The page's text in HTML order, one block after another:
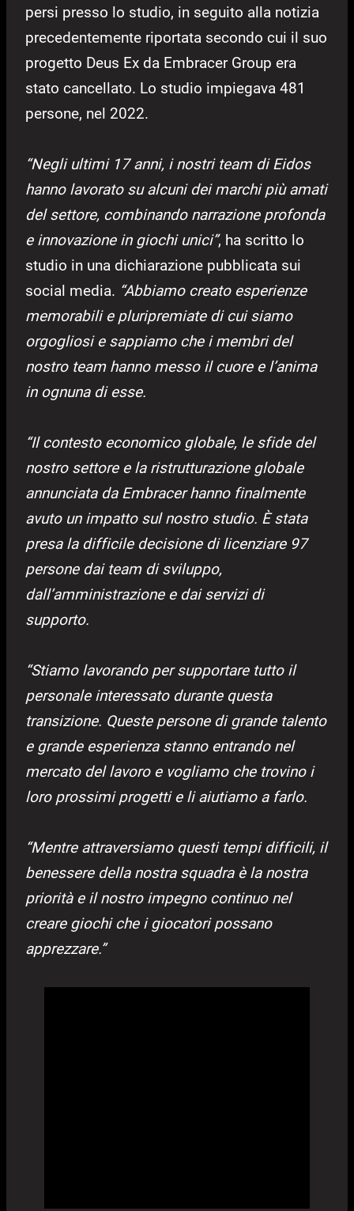
persi presso lo studio, in seguito alla notizia
precedentemente riportata secondo cui il suo
progetto Deus Ex da Embracer Group era
stato cancellato. Lo studio impiegava 481
persone, nel 2022.
“Negli ultimi 17 anni, i nostri team di Eidos
hanno lavorato su alcuni dei marchi più amati
del settore, combinando narrazione profonda
e innovazione in giochi unici”, ha scritto lo
studio in una dichiarazione pubblicata sui
social media. “Abbiamo creato esperienze
memorabili e pluripremiate di cui siamo
orgogliosi e sappiamo che i membri del
nostro team hanno messo il cuore e l’anima
in ognuna di esse.
“Il contesto economico globale, le sfide del
nostro settore e la ristrutturazione globale
annunciata da Embracer hanno finalmente
avuto un impatto sul nostro studio. È stata
presa la difficile decisione di licenziare 97
persone dai team di sviluppo,
dall’amministrazione e dai servizi di
supporto.
“Stiamo lavorando per supportare tutto il
personale interessato durante questa
transizione. Queste persone di grande talento
e grande esperienza stanno entrando nel
mercato del lavoro e vogliamo che trovino i
loro prossimi progetti e li aiutiamo a farlo.
“Mentre attraversiamo questi tempi difficili, il
benessere della nostra squadra è la nostra
priorità e il nostro impegno continuo nel
creare giochi che i giocatori possano
apprezzare.”